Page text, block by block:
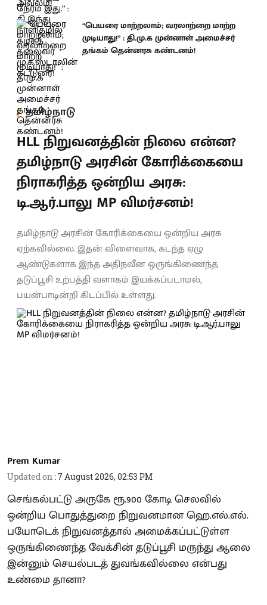
“பெயரை மாற்றலாம்; வரலாற்றை மாற்ற
முடியாது!” : தி.மு.க முன்னாள் அமைச்சர்
தங்கம் தென்னரசு கண்டனம்!
தமிழ்நாடு
HLL நிறுவனத்தின் நிலை என்ன?
தமிழ்நாடு அரசின் கோரிக்கையை
நிராகரித்த ஒன்றிய அரசு:
டி.ஆர்.பாலு MP விமர்சனம்!
தமிழ்நாடு அரசின் கோரிக்கையை ஒன்றிய அரசு
ஏற்கவில்லை. இதன் விளைவாக, கடந்த ஏழு
ஆண்டுகளாக இந்த அதிநவீன ஒருங்கிணைந்த
தடுப்பூசி உற்பத்தி வளாகம் இயக்கப்படாமல்,
பயன்பாடின்றி கிடப்பில் உள்ளது.
Prem Kumar
Updated on :7 August 2026, 02:53 PM
செங்கல்பட்டு அருகே ரூ.900 கோடி செலவில்
ஒன்றிய பொதுத்துறை நிறுவனமான ஹெ.எல்.எல்.
பயோடெக் நிறுவனத்தால் அமைக்கப்பட்டுள்ள
ஒருங்கிணைந்த வேக்சின் தடுப்பூசி மருந்து ஆலை
இன்னும் செயல்படத் துவங்கவில்லை என்பது
உண்மை தானா?